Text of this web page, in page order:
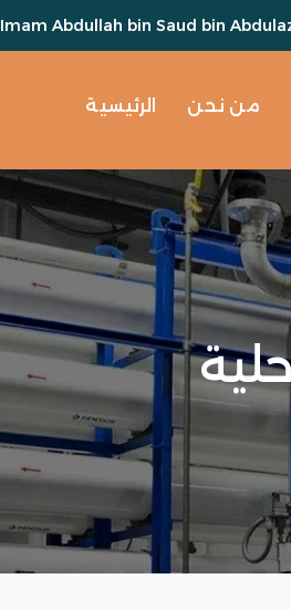
Imam Abdullah bin Saud bin
الرئيسية من نحن